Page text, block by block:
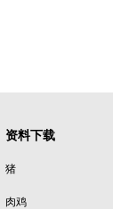
资料下载
猪
肉鸡